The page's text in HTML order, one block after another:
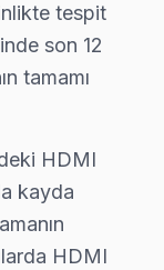
ile Sanyo
projeleri ile
yıl aralığındaki
tespit
son 12
tamamı
HDMI
kayda
HDMI